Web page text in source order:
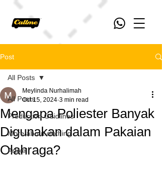
Post
All Posts
Production Guidlines
More about clothing
Artikel
All Posts
Mengapa Poliester Banyak
Digunakan dalam Pakaian
Olahraga?
Meylinda Nurhalimah
Oct 15, 2024 3 min read